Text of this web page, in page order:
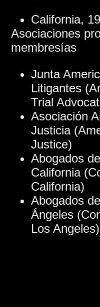
California,
Asociaciones
membresías
Junta
Litigantes
Trial
Asociación
Justicia
Justice)
Abogados
California
California)
Abogados
Ángeles
Los Angeles)